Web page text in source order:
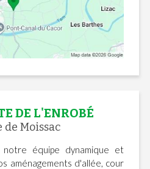
DE L'ENROBÉ
de Moissac
équipe dynamique et
aménagements d'allée, cour